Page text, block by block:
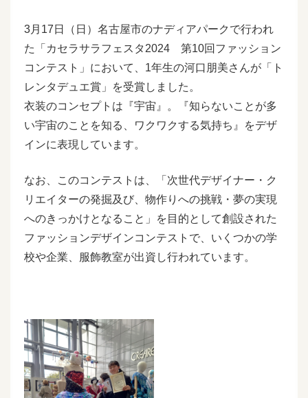
3月17日（日）名古屋市のナディアパークで行われ
た「カセラサラフェスタ2024 第10回ファッション
コンテスト」において、1年生の河口朋美さんが「ト
レンタデュエ賞」を受賞しました。
衣装のコンセプトは『宇宙』。『知らないことが多
い宇宙のことを知る、ワクワクする気持ち』をデザ
インに表現しています。
なお、このコンテストは、「次世代デザイナー・ク
リエイターの発掘及び、物作りへの挑戦・夢の実現
へのきっかけとなること」を目的として創設された
ファッションデザインコンテストで、いくつかの学
校や企業、服飾教室が出資し行われています。